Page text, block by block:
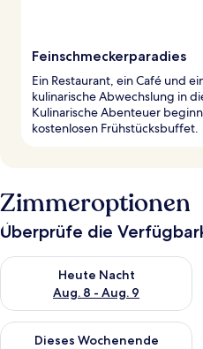
Feinschmeckerparadies
Ein Restaurant, ein Café und
kulinarische Abwechslung in
Kulinarische Abenteuer
kostenlosen Frühstücksbuffet.
Zimmeroptionen
Überprüfe die
Heute Nacht
Aug. 8 - Aug. 9
Überprüfe die Verfügbarkeit
Dieses Wochenende
Überprüfe die Verfügbarkeit